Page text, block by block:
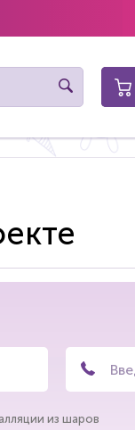
из шаров